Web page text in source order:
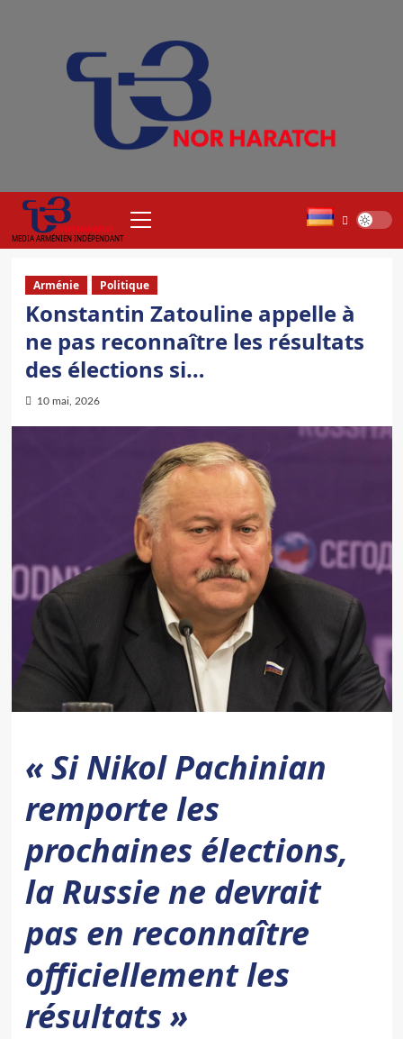
MEDIA ARMÉNIEN INDÉPENDANT
principal
Arménie Politique
Konstantin Zatouline appelle à
ne pas reconnaître les résultats
des élections si…
10 mai, 2026
« Si Nikol Pachinian
remporte les
prochaines élections,
la Russie ne devrait
pas en reconnaître
officiellement les
résultats »